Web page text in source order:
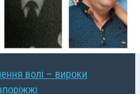
волі – вироки